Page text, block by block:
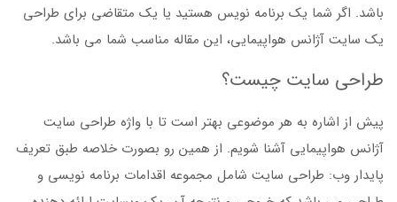
باشد. اگر شما یک برنامه نویس هستید یا یک متقاضی برای طراحی
یک سایت آژانس هواپیمایی، این مقاله مناسب شما می باشد.
طراحی سایت چیست؟
پیش از اشاره به هر موضوعی بهتر است تا با واژه طراحی سایت
آژانس هواپیمایی آشنا شویم. از همین رو بصورت خلاصه طبق تعریف
پایدار وب: طراحی سایت شامل مجموعه اقدامات برنامه نویسی و